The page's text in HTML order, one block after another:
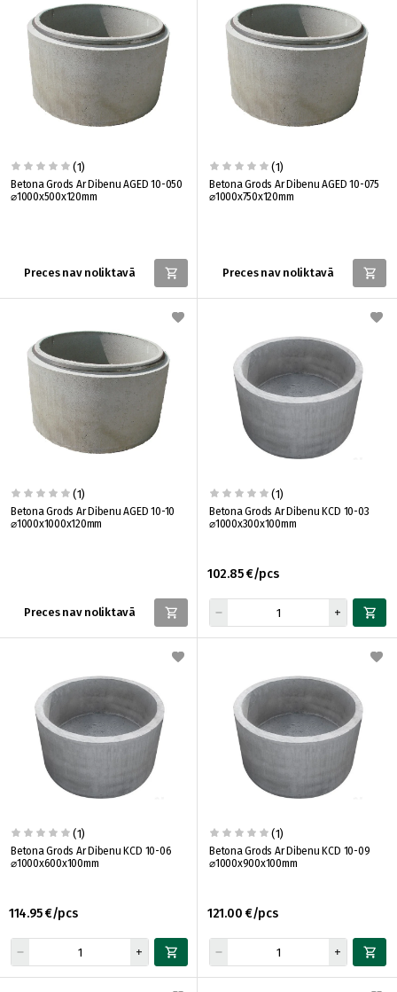
(1)
Betona Grods Ar Dibenu AGED 10-050
⌀1000x500x120mm
Preces nav noliktavā
(1)
Betona Grods Ar Dibenu AGED 10-075
⌀1000x750x120mm
Preces nav noliktavā
(1)
Betona Grods Ar Dibenu AGED 10-10
⌀1000x1000x120mm
Preces nav noliktavā
(1)
Betona Grods Ar Dibenu KCD 10-03
⌀1000x300x100mm
102.85 €/pcs
(1)
Betona Grods Ar Dibenu KCD 10-06
⌀1000x600x100mm
114.95 €/pcs
(1)
Betona Grods Ar Dibenu KCD 10-09
⌀1000x900x100mm
121.00 €/pcs